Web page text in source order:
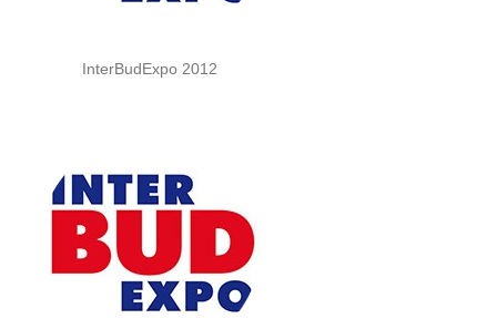
InterBudExpo 2012